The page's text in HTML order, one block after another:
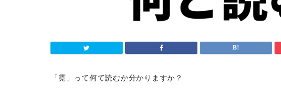
「霓」って何て読むか分かりますか？